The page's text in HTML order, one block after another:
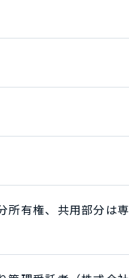
所有権、共用部分は専